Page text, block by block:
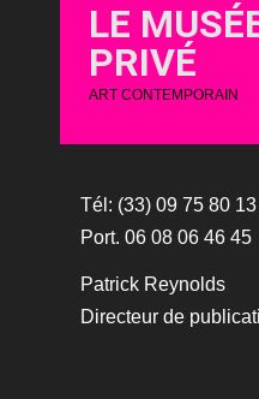
LE
PRIVÉ
ART CONTEMPORAIN
Tél: (33) 09 75 80
Port. 06 08 06 46 45
Patrick Reynolds
Directeur de